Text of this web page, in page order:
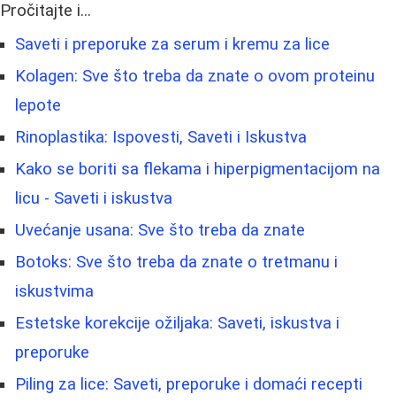
Pročitajte i...
Saveti i preporuke za serum i kremu za lice
Kolagen: Sve što treba da znate o ovom proteinu
lepote
Rinoplastika: Ispovesti, Saveti i Iskustva
Kako se boriti sa flekama i hiperpigmentacijom na
licu - Saveti i iskustva
Uvećanje usana: Sve što treba da znate
Botoks: Sve što treba da znate o tretmanu i
iskustvima
Estetske korekcije ožiljaka: Saveti, iskustva i
preporuke
Piling za lice: Saveti, preporuke i domaći recepti